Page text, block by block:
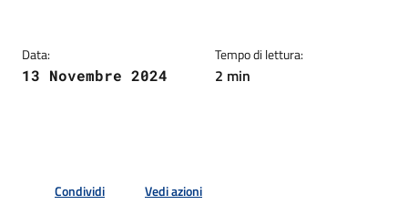
Data:
13 Novembre 2024
Tempo di lettura:
2 min
Condividi Vedi azioni